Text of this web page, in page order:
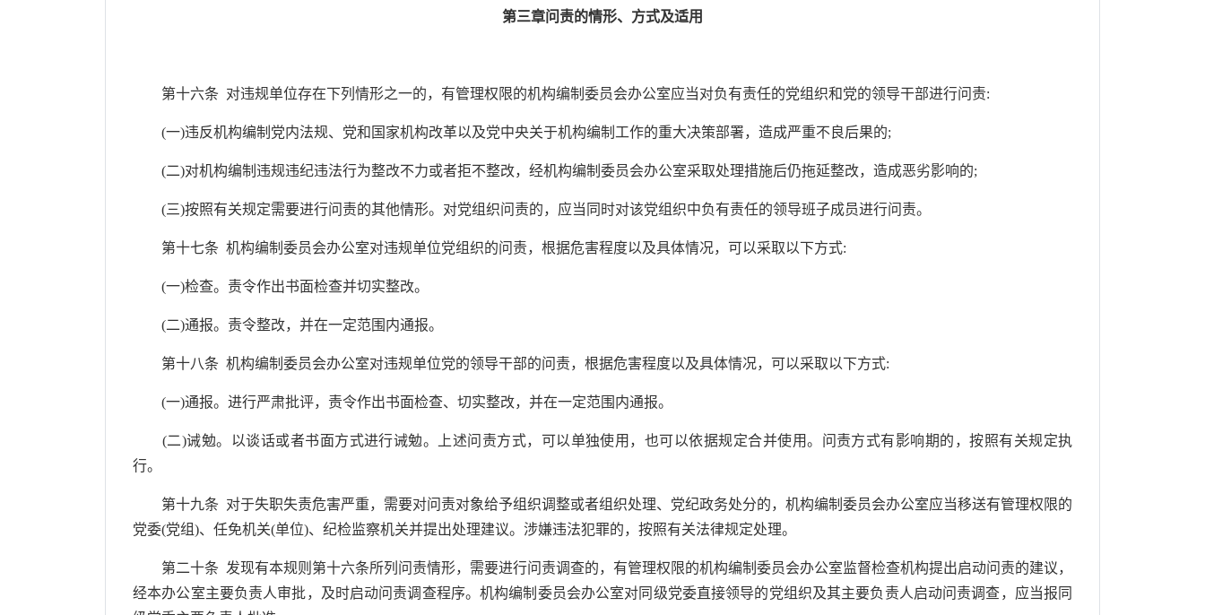
第三章问责的情形、方式及适用
第十六条 对违规单位存在下列情形之一的，有管理权限的机构编制委员会办公室应当对负有责任的党组织和党的领导干部进行问责:
(一)违反机构编制党内法规、党和国家机构改革以及党中央关于机构编制工作的重大决策部署，造成严重不良后果的;
(二)对机构编制违规违纪违法行为整改不力或者拒不整改，经机构编制委员会办公室采取处理措施后仍拖延整改，造成恶劣影响的;
(三)按照有关规定需要进行问责的其他情形。对党组织问责的，应当同时对该党组织中负有责任的领导班子成员进行问责。
第十七条 机构编制委员会办公室对违规单位党组织的问责，根据危害程度以及具体情况，可以采取以下方式:
(一)检查。责令作出书面检查并切实整改。
(二)通报。责令整改，并在一定范围内通报。
第十八条 机构编制委员会办公室对违规单位党的领导干部的问责，根据危害程度以及具体情况，可以采取以下方式:
(一)通报。进行严肃批评，责令作出书面检查、切实整改，并在一定范围内通报。
(二)诫勉。以谈话或者书面方式进行诫勉。上述问责方式，可以单独使用，也可以依据规定合并使用。问责方式有影响期的，按照有关规定执
行。
第十九条 对于失职失责危害严重，需要对问责对象给予组织调整或者组织处理、党纪政务处分的，机构编制委员会办公室应当移送有管理权限的
党委(党组)、任免机关(单位)、纪检监察机关并提出处理建议。涉嫌违法犯罪的，按照有关法律规定处理。
第二十条 发现有本规则第十六条所列问责情形，需要进行问责调查的，有管理权限的机构编制委员会办公室监督检查机构提出启动问责的建议，
经本办公室主要负责人审批，及时启动问责调查程序。机构编制委员会办公室对同级党委直接领导的党组织及其主要负责人启动问责调查，应当报同